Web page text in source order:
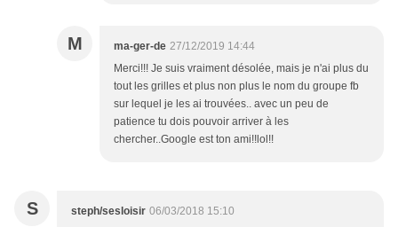
M ma-ger-de 27/12/2019 14:44
Merci!!! Je suis vraiment désolée, mais je n'ai plus du
tout les grilles et plus non plus le nom du groupe fb
sur lequel je les ai trouvées.. avec un peu de
patience tu dois pouvoir arriver à les
chercher..Google est ton ami!!lol!!
S steph/sesloisir 06/03/2018 15:10